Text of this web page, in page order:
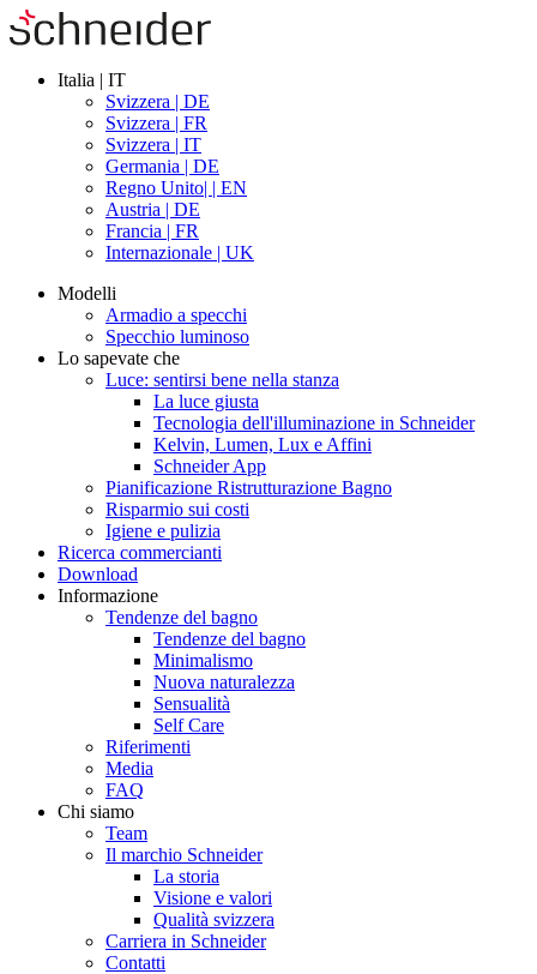
Italia | IT
Svizzera | DE
Svizzera | FR
Svizzera | IT
Germania | DE
Regno Unito| | EN
Austria | DE
Francia | FR
Internazionale | UK
Modelli
Armadio a specchi
Specchio luminoso
Lo sapevate che
Luce: sentirsi bene nella stanza
La luce giusta
Tecnologia dell'illuminazione in Schneider
Kelvin, Lumen, Lux e Affini
Schneider App
Pianificazione Ristrutturazione Bagno
Risparmio sui costi
Igiene e pulizia
Ricerca commercianti
Download
Informazione
Tendenze del bagno
Tendenze del bagno
Minimalismo
Nuova naturalezza
Sensualità
Self Care
Riferimenti
Media
FAQ
Chi siamo
Team
Il marchio Schneider
La storia
Visione e valori
Qualità svizzera
Carriera in Schneider
Contatti